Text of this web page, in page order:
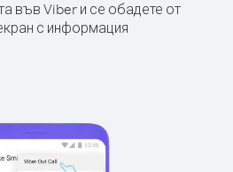
във Viber и се обадете от
с информация